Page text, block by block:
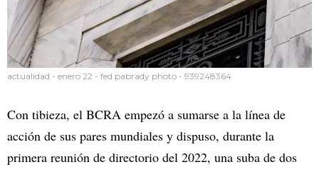
actualidad - enero 22 - fed pabrady photo - 939248364
Con tibieza, el BCRA empezó a sumarse a la línea de
acción de sus pares mundiales y dispuso, durante la
primera reunión de directorio del 2022, una suba de dos